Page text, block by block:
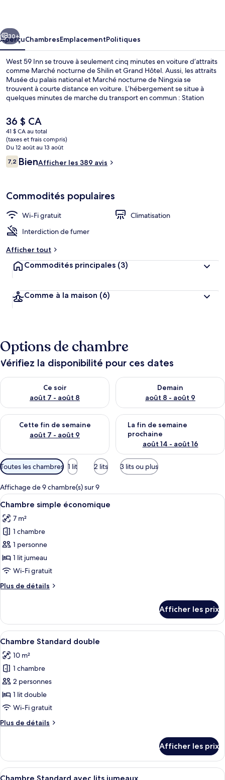
Suivant
30+
AperçuChambresEmplacementPolitiques
West 59 Inn se trouve à seulement cinq minutes en voiture d’attraits
comme Marché nocturne de Shilin et Grand Hôtel. Aussi, les attraits
Musée du palais national et Marché nocturne de Ningxia se
trouvent à courte distance en voiture. L’hébergement se situe à
quelques minutes de marche du transport en commun : Station
Le
prix
actuel
est
de 36 $ CA
36 $ CA
41 $ CA au total
(taxes et frais compris)
Du 12 août au 13 août
Avis
7,27,2 sur 10 –
BienAfficher les 389 avis
Commodités populaires
Wi-Fi gratuit
Climatisation
Interdiction de fumer
Afficher tout
Commodités principales (3)
Comme à la maison (6)
Options de chambre
Vérifiez la disponibilité pour ces dates
Ce soir
août 7 - août 8
Vérifier la disponibilité pour ce soir août 7 - août 8
Demain
août 8 - août 9
Vérifier la disponibilité pour
Cette fin de semaine
août 7 - août 9
Vérifier la disponibilité pour cette fin de semaine août 7 -
La fin de semaine
prochaine
août 14 - août 16
Vérifier la disponibilité pour
Filtres
disponibles
pour
les
chambres
Toutes les chambres 1 lit 2 lits 3 lits ou plus
Affichage de 9 chambre(s) sur 9
Afficher
toutes
les
photos
pour
ce
type
chambre :
économique
Une chambre d’hôtel équipée
6
Chambre simple économique
7 m²
1 chambre
1 personne
1 lit jumeau
Wi-Fi gratuit
Plus de détails
Plus
Chambre
simple
économique
Afficher les prix
Afficher
toutes
les
photos
pour
ce
type
chambre :
double
Une chambre d’hôtel comprenant
8
Chambre Standard double
10 m²
1 chambre
2 personnes
1 lit double
Wi-Fi gratuit
Plus de détails
Plus
Chambre
Standard
double
Afficher les prix
Afficher
Une chambre d’hôtel avec deux lits
5